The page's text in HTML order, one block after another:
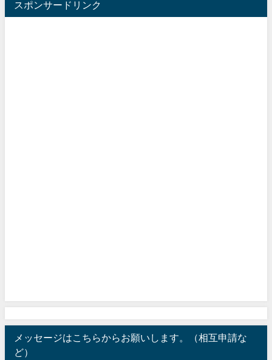
スポンサードリンク
メッセージはこちらからお願いします。（相互申請な
ど）